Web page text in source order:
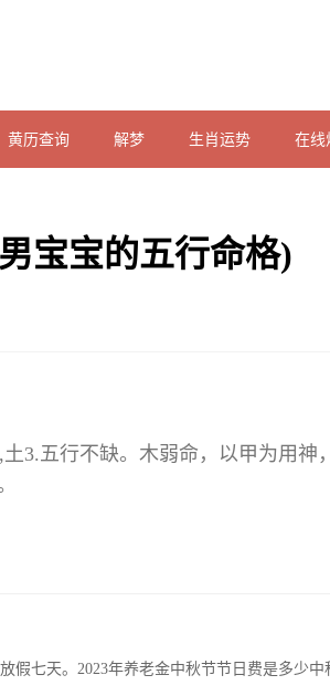
黄历查询 解梦 生肖运势 在线
宝宝的五行命格)
3.五行不缺。木弱命，以甲为用神
假七天。2023年养老金中秋节节日费是多少中